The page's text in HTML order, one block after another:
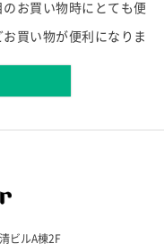
お買い物時にとても便
買い物が便利になりま
ビルA棟2F